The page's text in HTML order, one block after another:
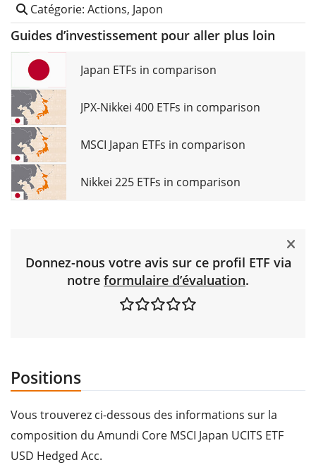
Catégorie: Actions, Japon
Guides d’investissement pour aller plus loin
Japan ETFs in comparison
JPX-Nikkei 400 ETFs in comparison
MSCI Japan ETFs in comparison
Nikkei 225 ETFs in comparison
Donnez-nous votre avis sur ce profil ETF via
notre formulaire d’évaluation.
Positions
Vous trouverez ci-dessous des informations sur la
composition du Amundi Core MSCI Japan UCITS ETF
USD Hedged Acc.